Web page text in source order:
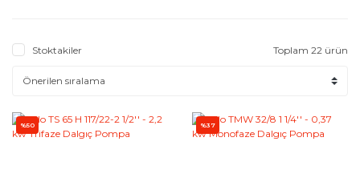
Stoktakiler Toplam 22 ürün
%50 %37